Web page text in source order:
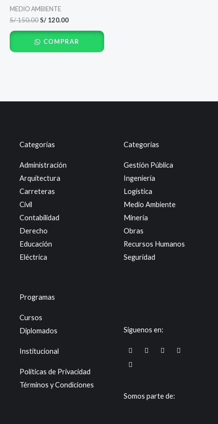
MEDIO AMBIENTE
S/150.00S/ 120.00
COMPRAR
Categorías
Administración
Arquitectura
Carreteras
Civil
Contabilidad
Derecho
Educación
Eléctrica
Categorías
Gestión Pública
Ingeniería
Logística
Medio Ambiente
Minería
Obras
Recursos Humanos
Seguridad
Programas
Cursos
Diplomados
Institucional
Políticas de Privacidad
Términos y Condiciones
Siguenos en:
F
a
c
e
k
I
n
a
m
Y
o
X
-
T
i
k
t
Somos parte de: